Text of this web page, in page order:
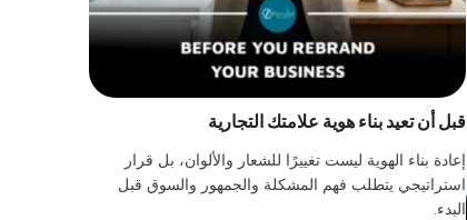
قبل أن تعيد بناء هوية علامتك التجارية
إعادة بناء الهوية ليست تغييرًا للشعار والألوان، بل قرار
استراتيجي يتطلب فهم المشكلة والجمهور والسوق قبل
البدء.